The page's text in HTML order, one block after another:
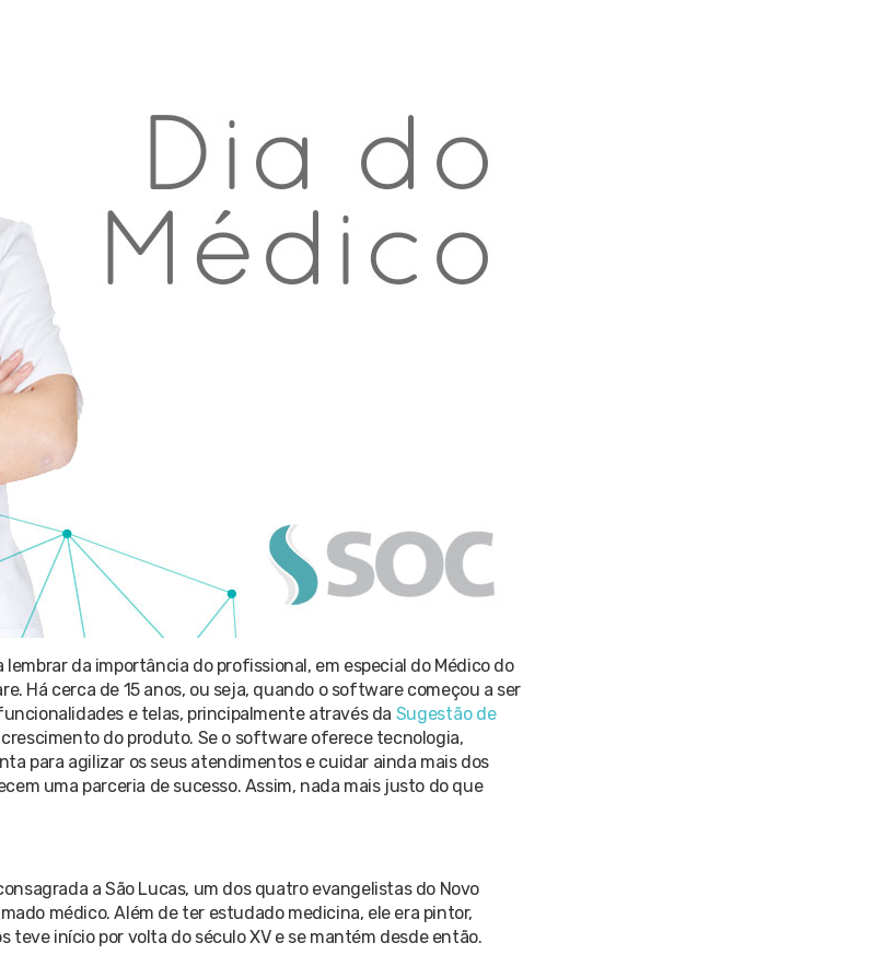
lembrar da importância do profissional, em especial do Médico do
Há cerca de 15 anos, ou seja, quando o software começou a ser
e telas, principalmente através da Sugestão de
do produto. Se o software oferece tecnologia,
para agilizar os seus atendimentos e cuidar ainda mais dos
uma parceria de sucesso. Assim, nada mais justo do que
a São Lucas, um dos quatro evangelistas do Novo
médico. Além de ter estudado medicina, ele era pintor,
início por volta do século XV e se mantém desde então.